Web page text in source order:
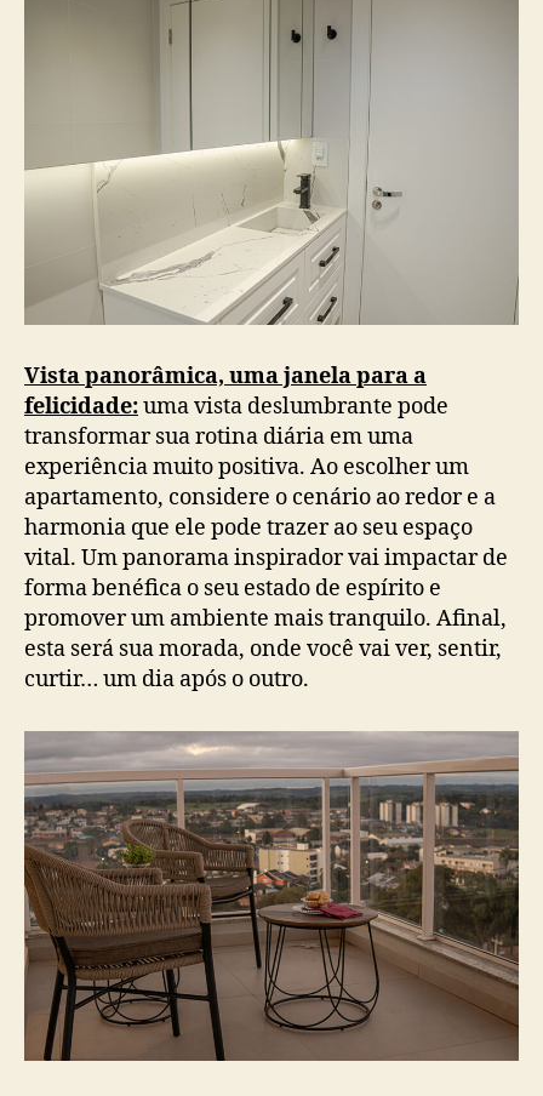
Vista panorâmica, uma janela para a
felicidade:uma vista deslumbrante pode
transformar sua rotina diária em uma
experiência muito positiva. Ao escolher um
apartamento, considere o cenário ao redor e a
harmonia que ele pode trazer ao seu espaço
vital. Um panorama inspirador vai impactar de
forma benéfica o seu estado de espírito e
promover um ambiente mais tranquilo. Afinal,
esta será sua morada, onde você vai ver, sentir,
curtir… um dia após o outro.